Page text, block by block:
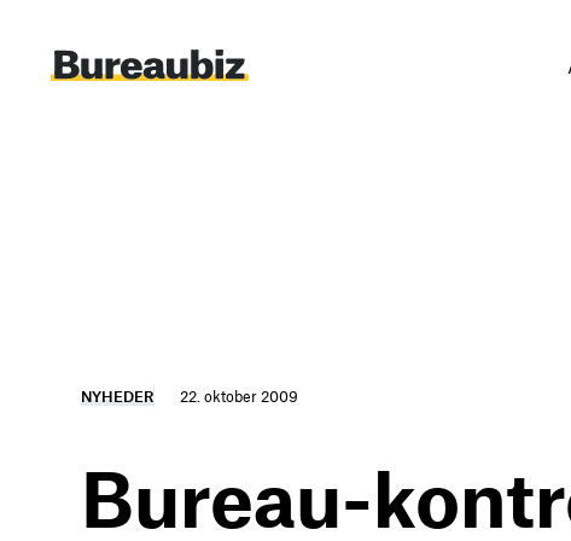
indhold
NYHEDER 22. oktober 2009
Bureau-